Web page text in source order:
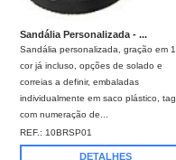
Sandália Personalizada - ...
Sandália personalizada, gração em 1
cor já incluso, opções de solado e
correias a definir, embaladas
individualmente em saco plástico, tag
com numeração de...
REF.: 10BRSP01
DETALHES